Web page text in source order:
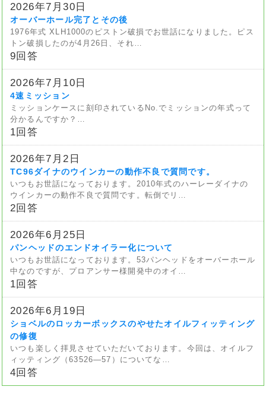
2026年7月30日
オーバーホール完了とその後
1976年式 XLH1000のピストン破損でお世話になりました。ピス
トン破損したのが4月26日、それ…
9回答
2026年7月10日
4速ミッション
ミッションケースに刻印されているNo.でミッションの年式って
分かるんですか？…
1回答
2026年7月2日
TC96ダイナのウインカーの動作不良で質問です。
いつもお世話になっております。2010年式のハーレーダイナの
ウインカーの動作不良で質問です。転倒でリ…
2回答
2026年6月25日
パンヘッドのエンドオイラー化について
いつもお世話になっております。53パンヘッドをオーバーホール
中なのですが、プロアンサー様開発中のオイ…
1回答
2026年6月19日
ショベルのロッカーボックスのやせたオイルフィッティング
の修復
いつも楽しく拝見させていただいております。今回は、オイルフ
ィッティング（63526—57）についてな…
4回答